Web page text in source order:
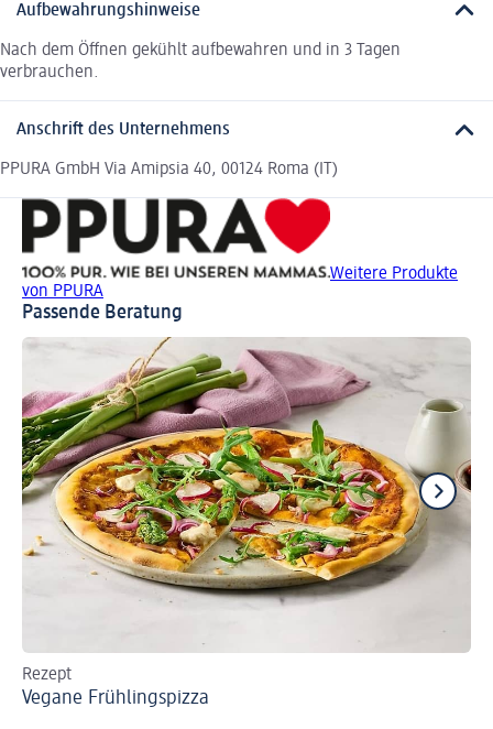
Aufbewahrungshinweise
Nach dem Öffnen gekühlt aufbewahren und in 3 Tagen
verbrauchen.
Anschrift des Unternehmens
PPURA GmbH Via Amipsia 40, 00124 Roma (IT)
Weitere Produkte
von PPURA
Passende Beratung
Rezept
Vegane Frühlingspizza